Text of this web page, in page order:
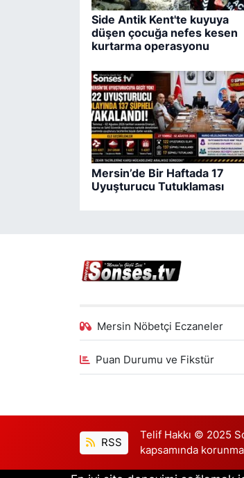
Side Antik Kent'te kuyuya
düşen çocuğa nefes kesen
kurtarma operasyonu
Mersin’de Bir Haftada 17
Uyuşturucu Tutuklaması
Mersin Nöbetçi Eczaneler
Puan Durumu ve Fikstür
RSS
Telif Hakkı © 2025
kapsamında